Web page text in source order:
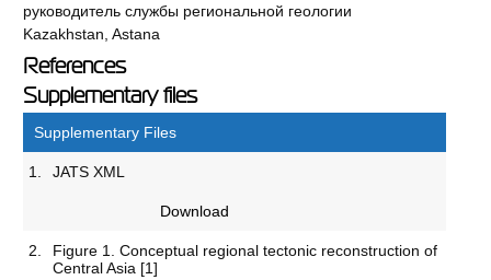
руководитель службы региональной геологии
Kazakhstan, Astana
References
Supplementary files
Supplementary Files
1. JATS XML
Download
2.
Figure 1. Conceptual regional tectonic reconstruction of
Central Asia [1]